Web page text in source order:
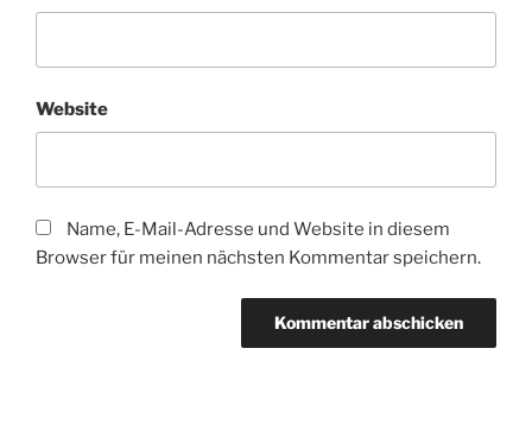
Website
Name, E-Mail-Adresse und Website in diesem
Browser für meinen nächsten Kommentar speichern.